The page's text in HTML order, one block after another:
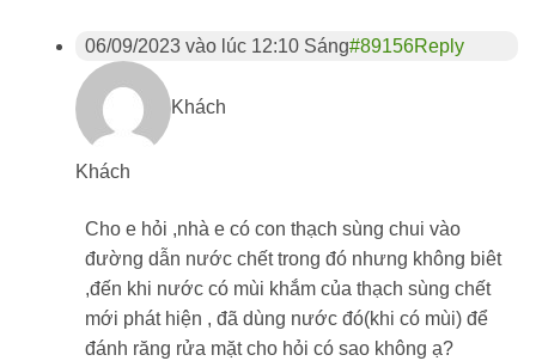
06/09/2023 vào lúc 12:10 Sáng#89156Reply
Khách
Khách
Cho e hỏi ,nhà e có con thạch sùng chui vào
đường dẫn nước chết trong đó nhưng không biêt
,đến khi nước có mùi khắm của thạch sùng chết
mới phát hiện , đã dùng nước đó(khi có mùi) để
đánh răng rửa mặt cho hỏi có sao không ạ?